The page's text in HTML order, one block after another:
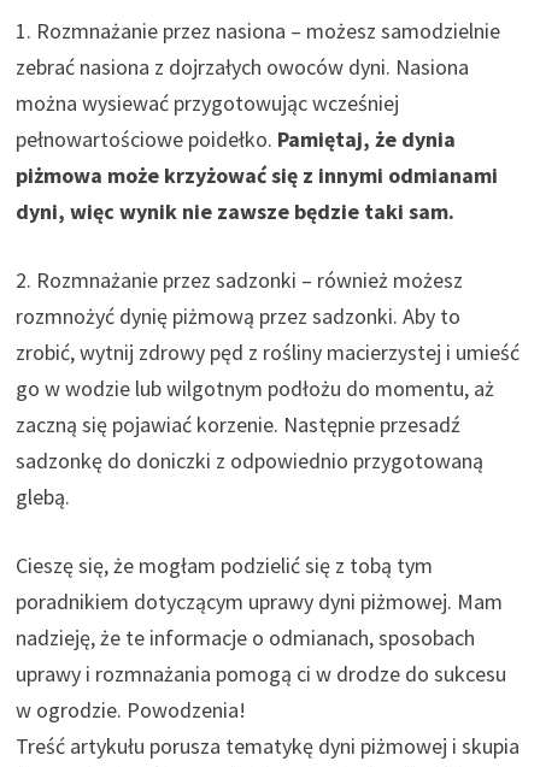
1. Rozmnażanie przez nasiona – możesz samodzielnie
zebrać nasiona z dojrzałych owoców dyni. Nasiona
można wysiewać przygotowując wcześniej
pełnowartościowe poidełko. Pamiętaj, że dynia
piżmowa może krzyżować się z innymi odmianami
dyni, więc wynik nie zawsze będzie taki sam.
2. Rozmnażanie przez sadzonki – również możesz
rozmnożyć dynię piżmową przez sadzonki. Aby to
zrobić, wytnij zdrowy pęd z rośliny macierzystej i umieść
go w wodzie lub wilgotnym podłożu do momentu, aż
zaczną się pojawiać korzenie. Następnie przesadź
sadzonkę do doniczki z odpowiednio przygotowaną
glebą.
Cieszę się, że mogłam podzielić się z tobą tym
poradnikiem dotyczącym uprawy dyni piżmowej. Mam
nadzieję, że te informacje o odmianach, sposobach
uprawy i rozmnażania pomogą ci w drodze do sukcesu
w ogrodzie. Powodzenia!
Treść artykułu porusza tematykę dyni piżmowej i skupia